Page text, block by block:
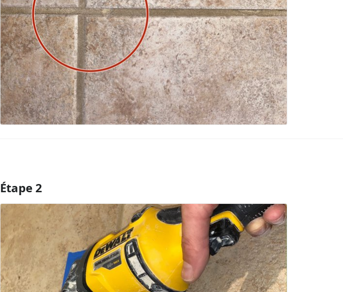
Ajouter un commentaire
Étape 2